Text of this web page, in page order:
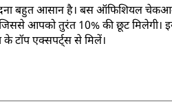
बहुत आसान है। बस ऑफिशियल
आपको तुरंत 10% की छूट मिलेगी।
टॉप एक्सपर्ट्स से मिलें।